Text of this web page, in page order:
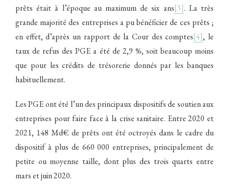
prêts était à l’époque au maximum de six ans[3]. La très
grande majorité des entreprises a pu bénéficier de ces prêts ;
en effet, d’après un rapport de la Cour des comptes[4], le
taux de refus des PGE a été de 2,9 %, soit beaucoup moins
que pour les crédits de trésorerie donnés par les banques
habituellement.
Les PGE ont été l’un des principaux dispositifs de soutien aux
entreprises pour faire face à la crise sanitaire. Entre 2020 et
2021, 148 Md€ de prêts ont été octroyés dans le cadre du
dispositif à plus de 660 000 entreprises, principalement de
petite ou moyenne taille, dont plus des trois quarts entre
mars et juin 2020.